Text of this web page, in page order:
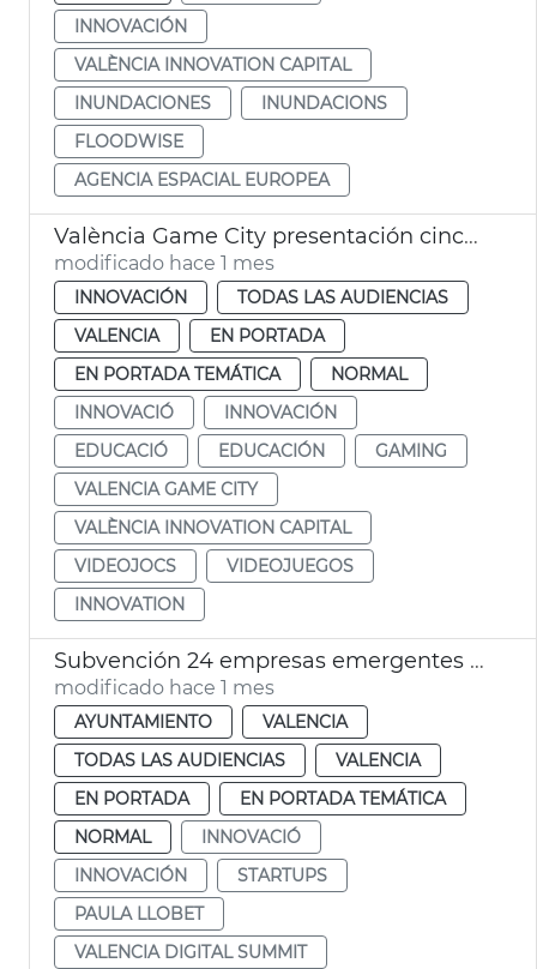
INNOVACIÓN
VALÈNCIA INNOVATION CAPITAL
INUNDACIONES
INUNDACIONS
FLOODWISE
AGENCIA ESPACIAL EUROPEA
València Game City presentación cinco proyectes educación con videojuegos
modificado hace 1 mes
INNOVACIÓN
TODAS LAS AUDIENCIAS
VALENCIA
EN PORTADA
EN PORTADA TEMÁTICA
NORMAL
INNOVACIÓ
INNOVACIÓN
EDUCACIÓ
EDUCACIÓN
GAMING
VALENCIA GAME CITY
VALÈNCIA INNOVATION CAPITAL
VIDEOJOCS
VIDEOJUEGOS
INNOVATION
Subvención 24 empresas emergentes València Digital Summit 2026 VDS
modificado hace 1 mes
AYUNTAMIENTO
VALENCIA
TODAS LAS AUDIENCIAS
VALENCIA
EN PORTADA
EN PORTADA TEMÁTICA
NORMAL
INNOVACIÓ
INNOVACIÓN
STARTUPS
PAULA LLOBET
VALENCIA DIGITAL SUMMIT